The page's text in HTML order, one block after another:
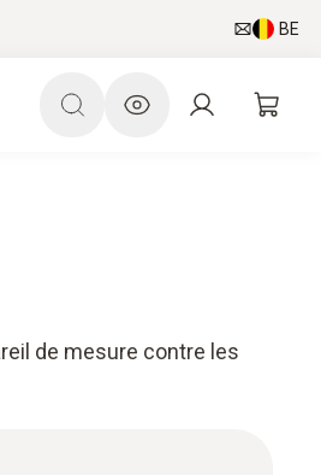
BE
de mesure contre les